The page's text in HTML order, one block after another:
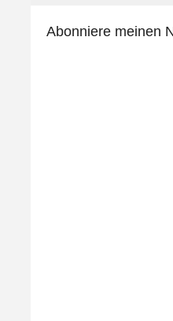
Abonniere meinen